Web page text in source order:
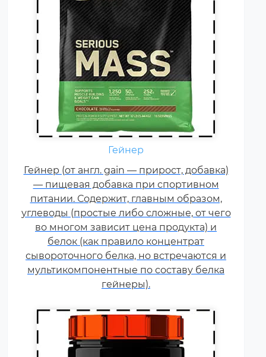
Гейнер
Гейнер (от англ. gain — прирост, добавка)
— пищевая добавка при спортивном
питании. Содержит, главным образом,
углеводы (простые либо сложные, от чего
во многом зависит цена продукта) и
белок (как правило концентрат
сывороточного белка, но встречаются и
мультикомпонентные по составу белка
гейнеры).
Креатин – спортивная добавка,
используемая в силовых видах
спорта, фитнесе, а также видах
спорта связанных с
динамической нагрузкой или
силовой выносливостью. Это
кислота, синтезируемая в
организме человека в
скелетных мышцах.